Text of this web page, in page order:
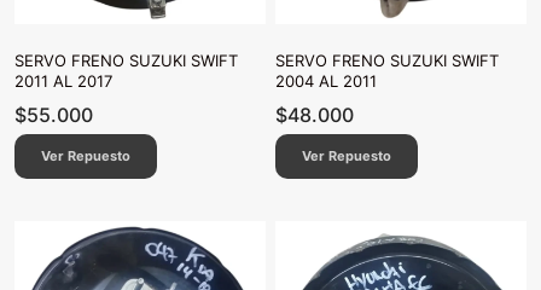
SERVO FRENO SUZUKI SWIFT
2011 AL 2017
$55.000
Ver Repuesto
SERVO FRENO SUZUKI SWIFT
2004 AL 2011
$48.000
Ver Repuesto